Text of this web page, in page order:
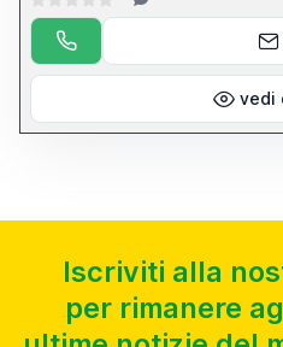
vedi
Iscriviti alla
per rimanere